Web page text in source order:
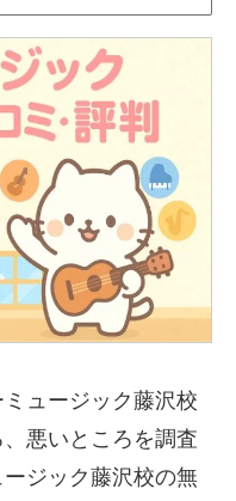
ュージック藤沢校
悪いところを調査
ジック藤沢校の無